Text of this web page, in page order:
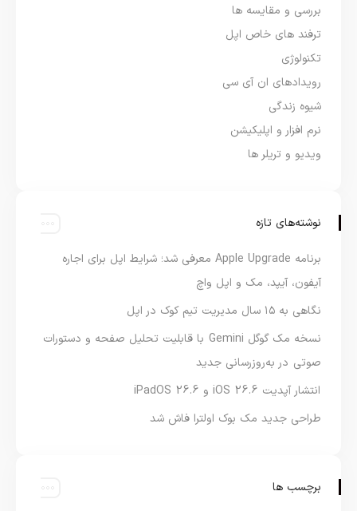
بررسی و مقایسه ها
ترفند های خاص اپل
تکنولوژی
رویدادهای ان آی سی
شیوه زندگی
نرم افزار و اپلیکیشن
ویدیو و تریلر ها
نوشته‌های تازه
برنامه Apple Upgrade معرفی شد؛ شرایط اپل برای اجاره
آیفون، آیپد، مک و اپل واچ
نگاهی به ۱۵ سال مدیریت تیم کوک در اپل
نسخه مک گوگل Gemini با قابلیت تحلیل صفحه و دستورات
صوتی در به‌روزرسانی جدید
انتشار آپدیت iOS 26.6 و iPadOS 26.6
طراحی جدید مک بوک اولترا فاش شد
برچسب ها